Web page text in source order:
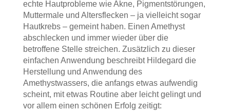
echte Hautprobleme wie Akne, Pigmentstörungen,
Muttermale und Altersflecken – ja vielleicht sogar
Hautkrebs – gemeint haben. Einen Amethyst
abschlecken und immer wieder über die
betroffene Stelle streichen. Zusätzlich zu dieser
einfachen Anwendung beschreibt Hildegard die
Herstellung und Anwendung des
Amethystwassers, die anfangs etwas aufwendig
scheint, mit etwas Routine aber leicht gelingt und
vor allem einen schönen Erfolg zeitigt: